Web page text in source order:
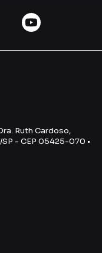
Ruth Cardoso,
- CEP 05425-070 •